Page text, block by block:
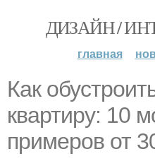
ДИЗАЙН /
главная
Как
квартиру: 10
примеров от